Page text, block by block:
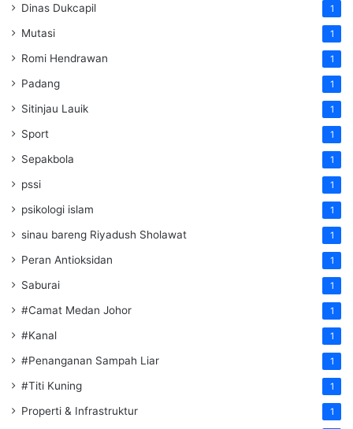
Dinas Dukcapil 1
Mutasi 1
Romi Hendrawan 1
Padang 1
Sitinjau Lauik 1
Sport 1
Sepakbola 1
pssi 1
psikologi islam 1
sinau bareng Riyadush Sholawat 1
Peran Antioksidan 1
Saburai 1
#Camat Medan Johor 1
#Kanal 1
#Penanganan Sampah Liar 1
#Titi Kuning 1
Properti & Infrastruktur 1